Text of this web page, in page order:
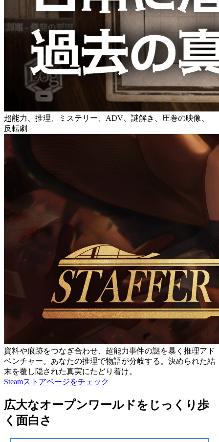
超能力、推理、ミステリー、ADV、謎解き、圧巻の映像、
反転劇
資料や痕跡をつなぎ合わせ、超能力事件の謎を暴く推理アド
ベンチャー。あなたの推理で物語が分岐する。決められた結
末を覆し隠された真実にたどり着け。
Steamストアページをチェック
広大なオープンワールドをじっくり歩
く面白さ